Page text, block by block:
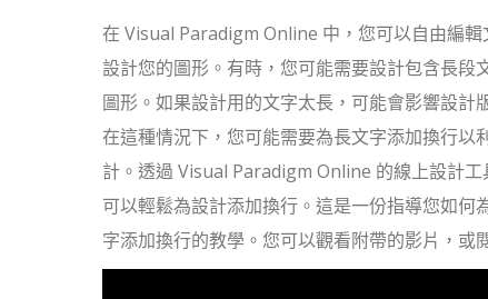
在 Visual Paradigm Online 中，您可以自由編輯
設計您的圖形。有時，您可能需要設計包含長段
圖形。如果設計用的文字太長，可能會影響設計
在這種情況下，您可能需要為長文字添加換行以
計。透過 Visual Paradigm Online 的線上設計工
可以輕鬆為設計添加換行。這是一份指導您如何
字添加換行的教學。您可以觀看附帶的影片，或